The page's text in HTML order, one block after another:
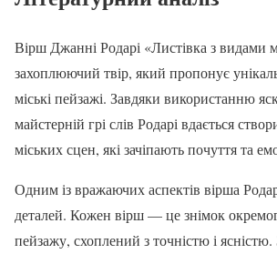
Вірш Джанні Родарі «Листівка з видами
захоплюючий твір, який пропонує
міські пейзажі. Завдяки використанню
майстерній грі слів Родарі вдається
міських сцен, які зачіпають почуття та
Одним із вражаючих аспектів вірша
деталей. Кожен вірш — це знімок
пейзажу, схоплений з точністю і ясністю.